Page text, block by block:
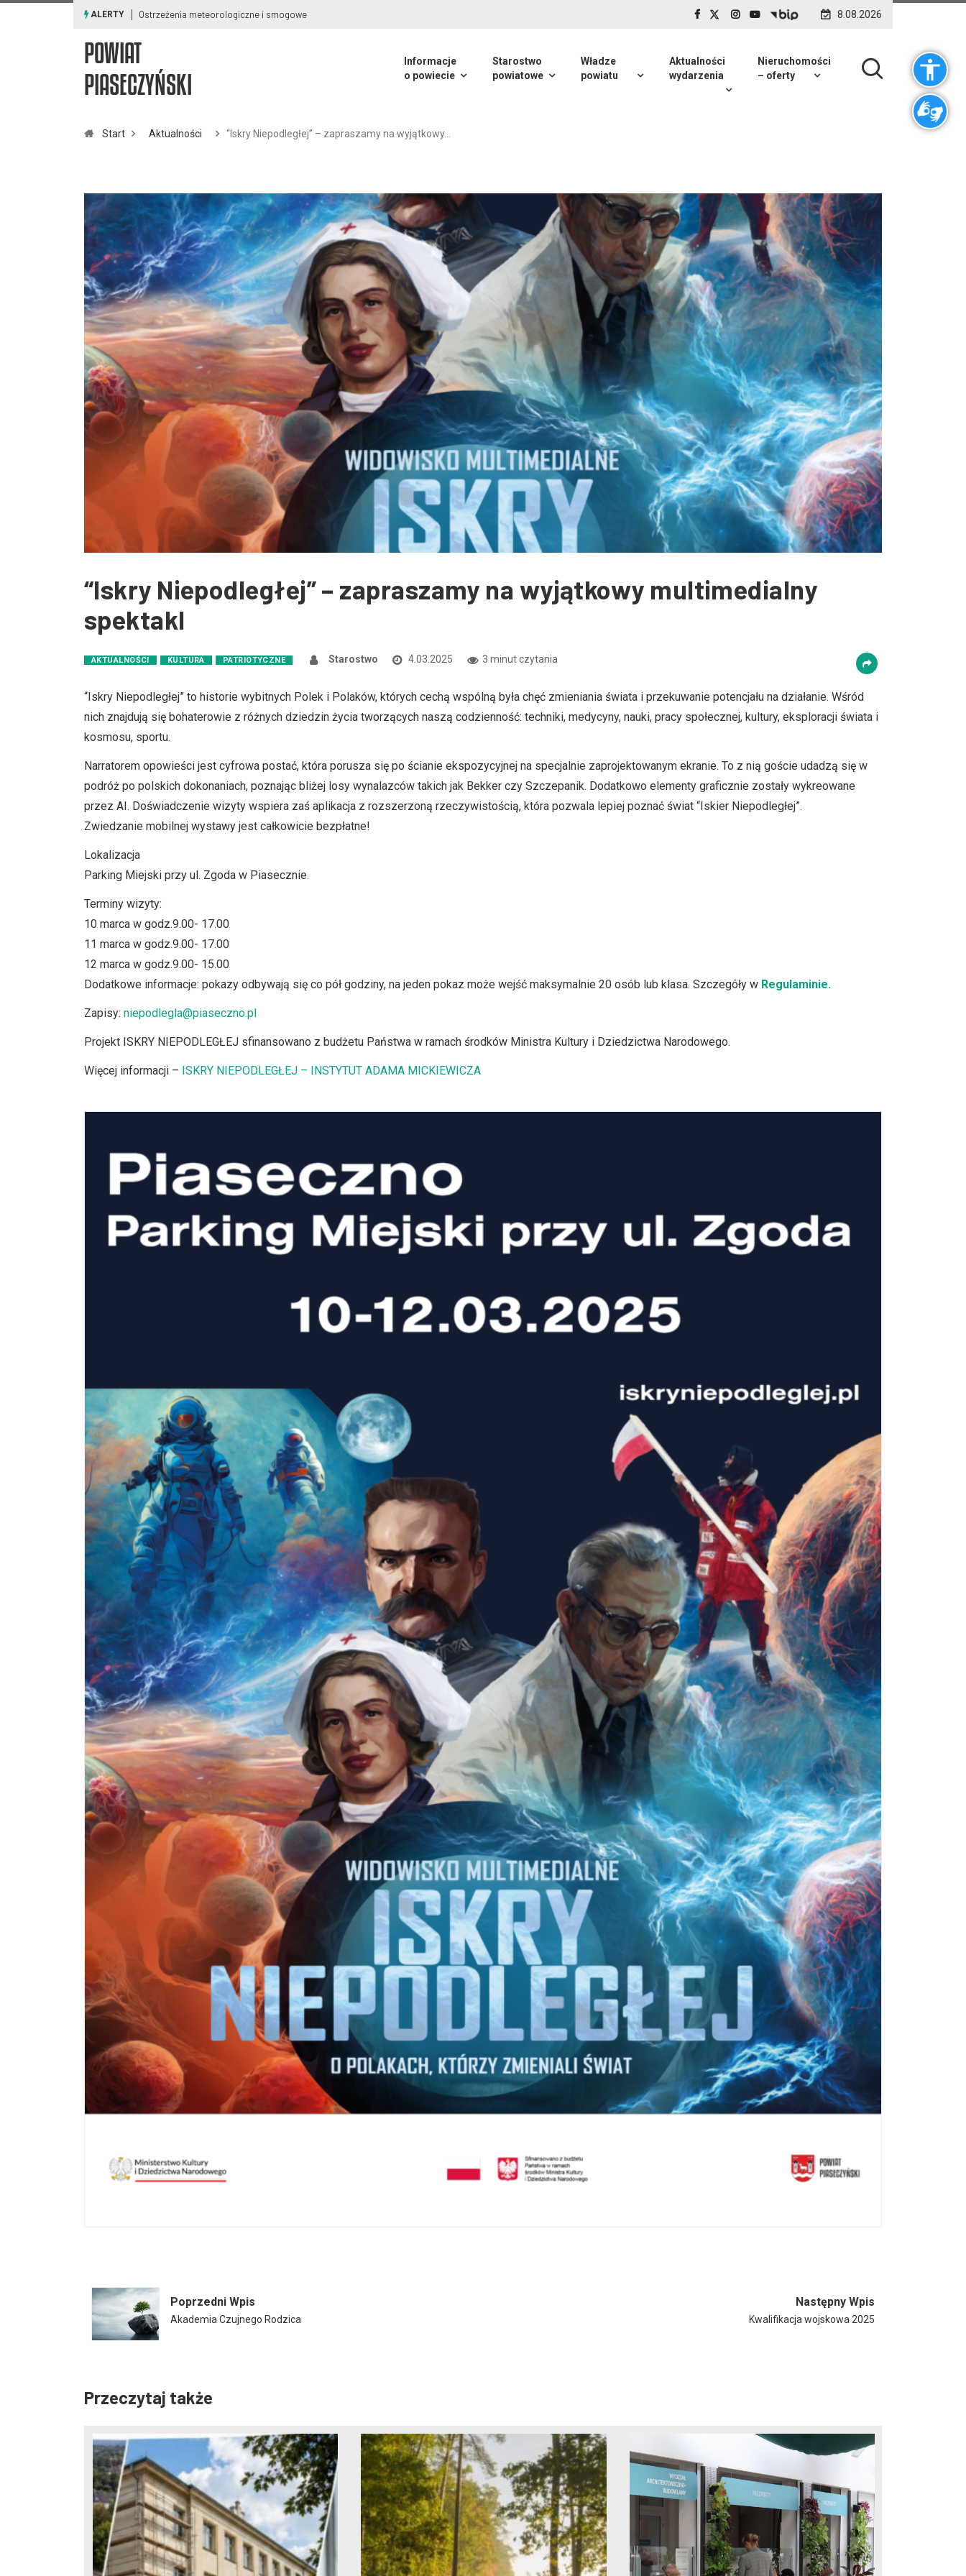
ALERTY Ostrzeżenia meteorologiczne i smogowe 8.08.2026
POWIAT
PIASECZYŃSKI
Informacje
o powiecie
Starostwo
powiatowe
Władze
powiatu
Aktualności
wydarzenia
Nieruchomości
– oferty
Start Aktualności “Iskry Niepodległej” – zapraszamy na wyjątkowy…
“Iskry Niepodległej” – zapraszamy na wyjątkowy multimedialny
spektakl
AKTUALNOŚCI KULTURA PATRIOTYCZNE Starostwo 4.03.2025 3 minut czytania
“Iskry Niepodległej” to historie wybitnych Polek i Polaków, których cechą wspólną była chęć zmieniania świata i przekuwanie potencjału na działanie. Wśród
nich znajdują się bohaterowie z różnych dziedzin życia tworzących naszą codzienność: techniki, medycyny, nauki, pracy społecznej, kultury, eksploracji świata i
kosmosu, sportu.
Narratorem opowieści jest cyfrowa postać, która porusza się po ścianie ekspozycyjnej na specjalnie zaprojektowanym ekranie. To z nią goście udadzą się w
podróż po polskich dokonaniach, poznając bliżej losy wynalazców takich jak Bekker czy Szczepanik. Dodatkowo elementy graficznie zostały wykreowane
przez AI. Doświadczenie wizyty wspiera zaś aplikacja z rozszerzoną rzeczywistością, która pozwala lepiej poznać świat “Iskier Niepodległej”.
Zwiedzanie mobilnej wystawy jest całkowicie bezpłatne!
Lokalizacja
Parking Miejski przy ul. Zgoda w Piasecznie.
Terminy wizyty:
10 marca w godz.9.00- 17.00
11 marca w godz.9.00- 17.00
12 marca w godz.9.00- 15.00
Dodatkowe informacje: pokazy odbywają się co pół godziny, na jeden pokaz może wejść maksymalnie 20 osób lub klasa. Szczegóły w Regulaminie.
Zapisy: niepodlegla@piaseczno.pl
Projekt ISKRY NIEPODLEGŁEJ sfinansowano z budżetu Państwa w ramach środków Ministra Kultury i Dziedzictwa Narodowego.
Więcej informacji – ISKRY NIEPODLEGŁEJ – INSTYTUT ADAMA MICKIEWICZA
Poprzedni Wpis
Akademia Czujnego Rodzica
Następny Wpis
Kwalifikacja wojskowa 2025
Przeczytaj także